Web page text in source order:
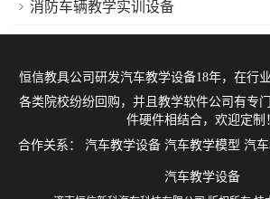
消防车辆教学实训设备
恒信教具公司研发汽车教学设备18年，在行
各类院校纷纷回购，并且教学软件公司有专
件硬件相结合，欢迎定制
合作关系： 汽车教学设备 汽车教学模型 汽
汽车教学设备